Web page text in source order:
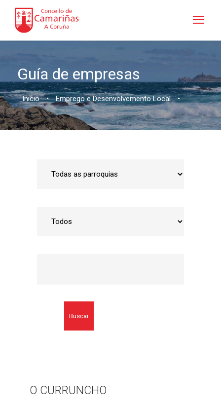
Guía de empresas
Inicio • Emprego e Desenvolvemento Local •
Buscar
O CURRUNCHO